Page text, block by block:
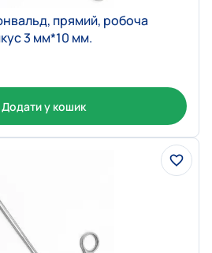
прямий, робоча
3 мм*10 мм.
Додати у кошик